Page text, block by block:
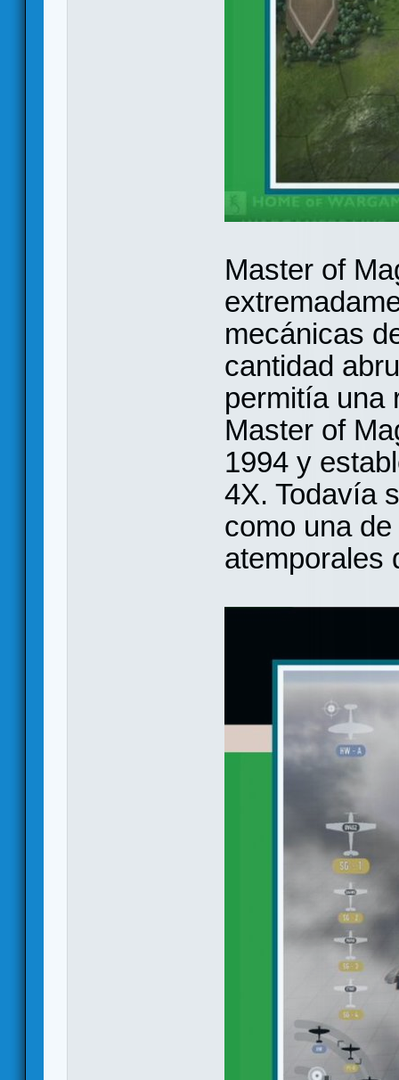
Master of
mecánicas
cantidad
permitía una
Master of
1994 y
4X. Todavía
como una
atemporales